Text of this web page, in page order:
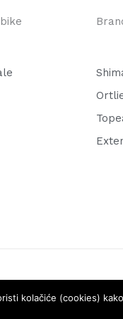
kolačiće (cookies)